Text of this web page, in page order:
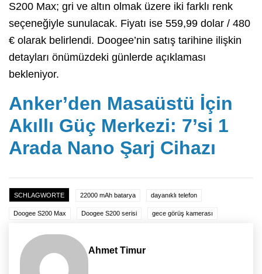
S200 Max; gri ve altın olmak üzere iki farklı renk
seçeneğiyle sunulacak. Fiyatı ise 559,99 dolar / 480
€ olarak belirlendi. Doogee’nin satış tarihine ilişkin
detayları önümüzdeki günlerde açıklaması
bekleniyor.
Anker’den Masaüstü İçin
Akıllı Güç Merkezi: 7’si 1
Arada Nano Şarj Cihazı
SCHLAGWORTE 22000 mAh batarya dayanıklı telefon
Doogee S200 Max Doogee S200 serisi gece görüş kamerası
Ahmet Timur